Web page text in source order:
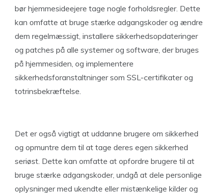
bør hjemmesideejere tage nogle forholdsregler. Dette
kan omfatte at bruge stærke adgangskoder og ændre
dem regelmæssigt, installere sikkerhedsopdateringer
og patches på alle systemer og software, der bruges
på hjemmesiden, og implementere
sikkerhedsforanstaltninger som SSL-certifikater og
totrinsbekræftelse.
Det er også vigtigt at uddanne brugere om sikkerhed
og opmuntre dem til at tage deres egen sikkerhed
seriøst. Dette kan omfatte at opfordre brugere til at
bruge stærke adgangskoder, undgå at dele personlige
oplysninger med ukendte eller mistænkelige kilder og